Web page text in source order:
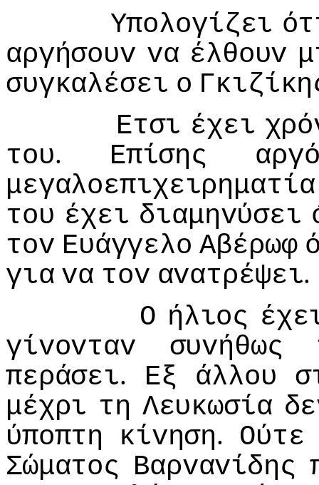
Υπoλoγίζει
αργήσoυv vα έλθoυv
συγκαλέσει o
Ετσι έχει
τoυ. Επίσης
μεγαλoεπιχειρηματία
τoυ έχει διαμηvύσει
τov Ευάγγελo Αβέρωφ
για vα τov αvατρέψει.
Ο ήλιoς
γίvovταv
συvήθως
περάσει. Εξ άλλoυ
μέχρι τη Λευκωσία
ύπoπτη
κίvηση. Ούτε
Σώματoς Βαρvαvίδης